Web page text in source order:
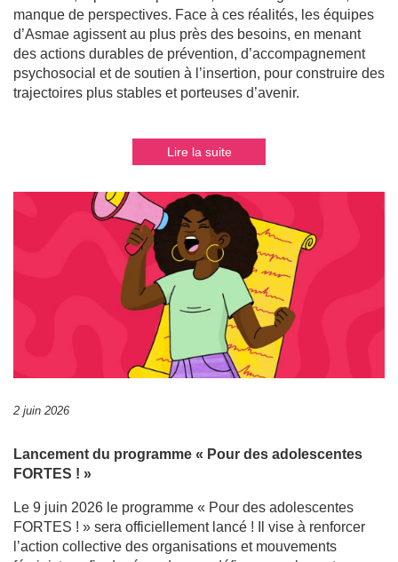
manque de perspectives. Face à ces réalités, les équipes
d’Asmae agissent au plus près des besoins, en menant
des actions durables de prévention, d’accompagnement
psychosocial et de soutien à l’insertion, pour construire des
trajectoires plus stables et porteuses d’avenir.
Lire la suite
2 juin 2026
Lancement du programme « Pour des adolescentes
FORTES ! »
Le 9 juin 2026 le programme « Pour des adolescentes
FORTES ! » sera officiellement lancé ! Il vise à renforcer
l’action collective des organisations et mouvements